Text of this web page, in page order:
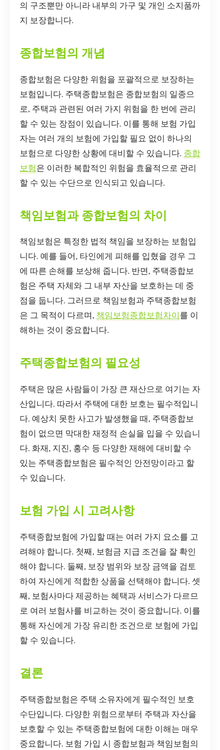
의 구조뿐만 아니라 내부의 가구 및 개인 소지품까
지 보장합니다.
종합보험의 개념
종합보험은 다양한 위험을 포괄적으로 보장하는
보험입니다. 주택종합보험은 종합보험의 일종으
로, 주택과 관련된 여러 가지 위험을 한 번에 관리
할 수 있는 장점이 있습니다. 이를 통해 보험 가입
자는 여러 개의 보험에 가입할 필요 없이 하나의
보험으로 다양한 상황에 대비할 수 있습니다. 종합
보험은 이러한 복합적인 위험을 효율적으로 관리
할 수 있는 수단으로 인식되고 있습니다.
책임보험과 종합보험의 차이
책임보험은 특정한 법적 책임을 보장하는 보험입
니다. 예를 들어, 타인에게 피해를 입혔을 경우 그
에 따른 손해를 보상해 줍니다. 반면, 주택종합보
험은 주택 자체와 그 내부 자산을 보호하는 데 중
점을 둡니다. 그러므로 책임보험과 주택종합보험
은 그 목적이 다르며, 책임보험종합보험차이 를 이
해하는 것이 중요합니다.
주택종합보험의 필요성
주택은 많은 사람들이 가장 큰 재산으로 여기는 자
산입니다. 따라서 주택에 대한 보호는 필수적입니
다. 예상치 못한 사고가 발생했을 때, 주택종합보
험이 없으면 막대한 재정적 손실을 입을 수 있습니
다. 화재, 지진, 홍수 등 다양한 재해에 대비할 수
있는 주택종합보험은 필수적인 안전망이라고 할
수 있습니다.
보험 가입 시 고려사항
주택종합보험에 가입할 때는 여러 가지 요소를 고
려해야 합니다. 첫째, 보험금 지급 조건을 잘 확인
해야 합니다. 둘째, 보장 범위와 보장 금액을 검토
하여 자신에게 적합한 상품을 선택해야 합니다. 셋
째, 보험사마다 제공하는 혜택과 서비스가 다르므
로 여러 보험사를 비교하는 것이 중요합니다. 이를
통해 자신에게 가장 유리한 조건으로 보험에 가입
할 수 있습니다.
결론
주택종합보험은 주택 소유자에게 필수적인 보호
수단입니다. 다양한 위험으로부터 주택과 자산을
보호할 수 있는 주택종합보험에 대한 이해는 매우
중요합니다. 보험 가입 시 종합보험과 책임보험의